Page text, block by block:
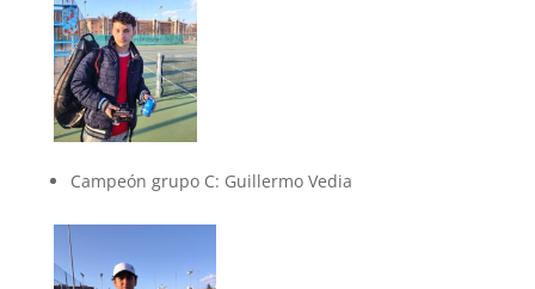
Campeón grupo C: Guillermo Vedia